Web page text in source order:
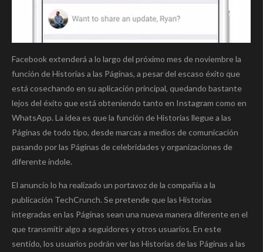
Facebook extenderá a lo largo del próximo mes de noviembre la
función de Historias a las Páginas, a pesar del escaso éxito que
está cosechando en su aplicación principal, quedando bastante
lejos del éxito que está obteniendo tanto en Instagram como en
WhatsApp. La idea es que la función de Historias llegue a las
Páginas de todo tipo, desde marcas a medios de comunicación
pasando por las Páginas de celebridades y organizaciones de
diferente índole.
El anuncio lo ha realizado un portavoz de la compañía a la
publicación TechCrunch. Se pretende que las Historias
integradas en las Páginas sean una nueva manera diferente en el
que transmitir algo a seguidores y otros usuarios. En este
sentido, los usuarios podrán ver las Historias de las Páginas a las